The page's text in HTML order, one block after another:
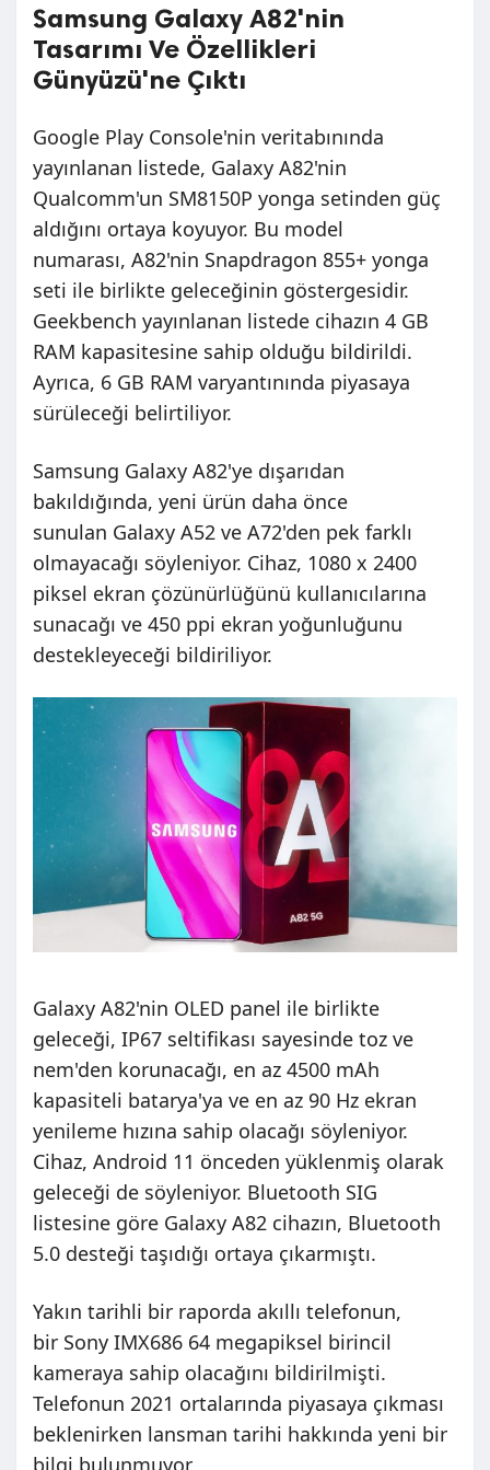
Samsung Galaxy A82'nin
Tasarımı Ve Özellikleri
Günyüzü'ne Çıktı
Google Play Console'nin veritabınında
yayınlanan listede, Galaxy A82'nin
Qualcomm'un SM8150P yonga setinden güç
aldığını ortaya koyuyor. Bu model
numarası, A82'nin Snapdragon 855+ yonga
seti ile birlikte geleceğinin göstergesidir.
Geekbench yayınlanan listede cihazın 4 GB
RAM kapasitesine sahip olduğu bildirildi.
Ayrıca, 6 GB RAM varyantınında piyasaya
sürüleceği belirtiliyor.
Samsung Galaxy A82'ye dışarıdan
bakıldığında, yeni ürün daha önce
sunulan Galaxy A52 ve A72'den pek farklı
olmayacağı söyleniyor. Cihaz, 1080 x 2400
piksel ekran çözünürlüğünü kullanıcılarına
sunacağı ve 450 ppi ekran yoğunluğunu
destekleyeceği bildiriliyor.
Galaxy A82'nin OLED panel ile birlikte
geleceği, IP67 seltifikası sayesinde toz ve
nem'den korunacağı, en az 4500 mAh
kapasiteli batarya'ya ve en az 90 Hz ekran
yenileme hızına sahip olacağı söyleniyor.
Cihaz, Android 11 önceden yüklenmiş olarak
geleceği de söyleniyor. Bluetooth SIG
listesine göre Galaxy A82 cihazın, Bluetooth
5.0 desteği taşıdığı ortaya çıkarmıştı.
Yakın tarihli bir raporda akıllı telefonun,
bir Sony IMX686 64 megapiksel birincil
kameraya sahip olacağını bildirilmişti.
Telefonun 2021 ortalarında piyasaya çıkması
beklenirken lansman tarihi hakkında yeni bir